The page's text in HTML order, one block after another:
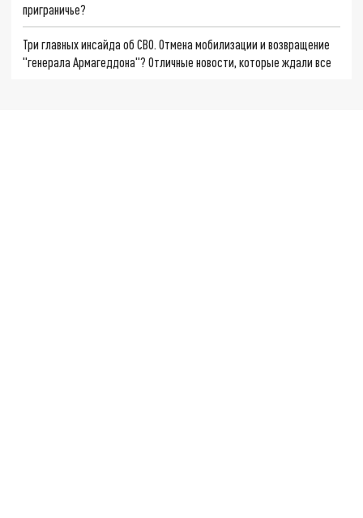
приграничье?
Три главных инсайда об СВО. Отмена мобилизации и возвращение
"генерала Армагеддона"? Отличные новости, которые ждали все